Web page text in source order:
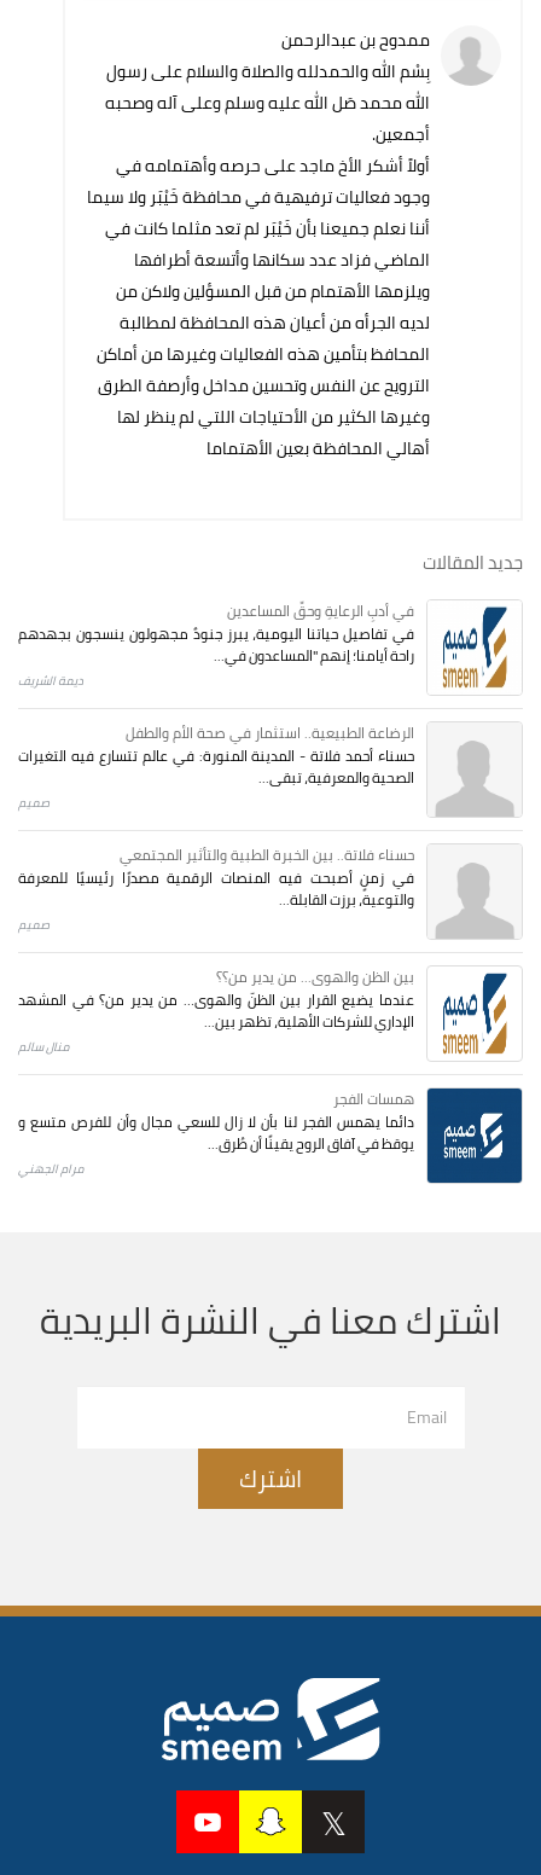
ممدوح بن عبدالرحمن
بِسْم الله والحمدلله والصلاة والسلام على رسول
الله محمد صَل الله عليه وسلم وعلى آله وصحبه
أجمعين.
أولاً أشكر الأخ ماجد على حرصه وأهتمامه في
وجود فعاليات ترفيهية في محافظة خَيْبَر ولا سيما
أننا نعلم جميعنا بأن خَيْبَر لم تعد مثلما كانت في
الماضي فزاد عدد سكانها وأتسعة أطرافها
ويلزمها الأهتمام من قبل المسؤلين ولاكن من
لديه الجرأه من أعيان هذه المحافظة لمطالبة
المحافظ بتأمين هذه الفعاليات وغيرها من أماكن
الترويح عن النفس وتحسين مداخل وأرصفة الطرق
وغيرها الكثير من الأحتياجات اللتي لم ينظر لها
أهالي المحافظة بعين الأهتماما
جديد المقالات
في أدبِ الرعايةِ وحقِّ المساعدين
في تفاصيل حياتنا اليومية، يبرز جنودٌ مجهولون ينسجون بجهدهم
راحة أيامنا؛ إنهم "المساعدون في...
ديمة الشريف
الرضاعة الطبيعية.. استثمار في صحة الأم والطفل
حسناء أحمد فلاتة - المدينة المنورة: في عالم تتسارع فيه التغيرات
الصحية والمعرفية، تبقى...
صميم
حسناء فلاتة.. بين الخبرة الطبية والتأثير المجتمعي
في زمنٍ أصبحت فيه المنصات الرقمية مصدرًا رئيسيًا للمعرفة
والتوعية، برزت القابلة...
صميم
بين الظن والهوى... من يدير من؟؟
عندما يضيع القرار بين الظنّ والهوى… من يدير من؟ في المشهد
الإداري للشركات الأهلية، تظهر بين...
منال سالم
همسات الفجر
دائما يهمس الفجر لنا بأن لا زال للسعي مجال وأن للفرص متسع و
يوقظ في آفاق الروح يقينًا أن طُرق...
مرام الجهني
اشترك معنا في النشرة البريدية
اشترك